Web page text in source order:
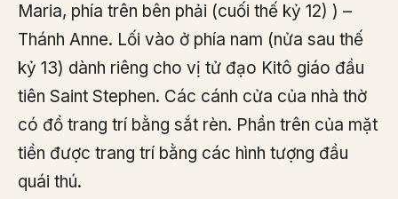
Maria, phía trên bên phải (cuối thế kỷ 12) ) –
Thánh Anne. Lối vào ở phía nam (nửa sau thế
kỷ 13) dành riêng cho vị tử đạo Kitô giáo đầu
tiên Saint Stephen. Các cánh cửa của nhà thờ
có đồ trang trí bằng sắt rèn. Phần trên của mặt
tiền được trang trí bằng các hình tượng đầu
quái thú.